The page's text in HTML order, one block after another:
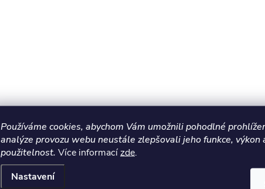
Používáme cookies, abychom Vám umožnili pohodlné
analýze provozu webu neustále zlepšovali jeho funkce, výkon
použitelnost. Více informacízde.
Nastavení